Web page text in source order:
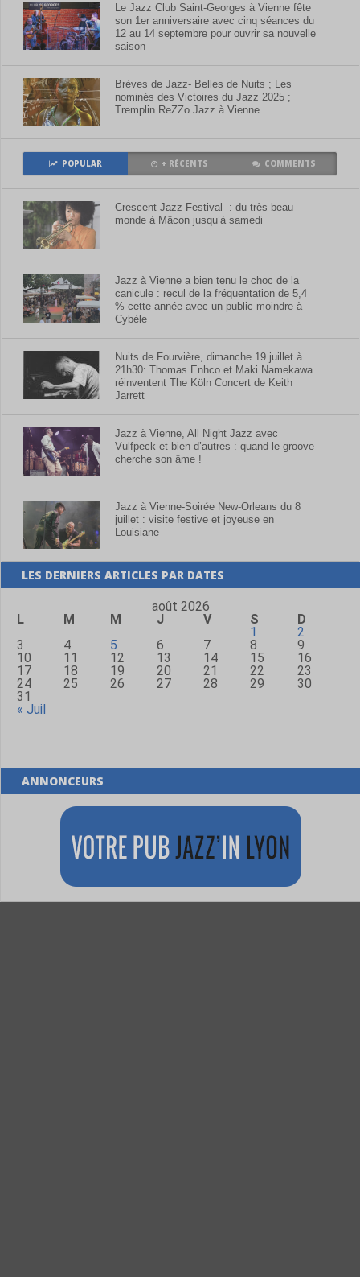
Le Jazz Club Saint-Georges à Vienne fête
son 1er anniversaire avec cinq séances du
12 au 14 septembre pour ouvrir sa nouvelle
saison
Brèves de Jazz- Belles de Nuits ; Les
nominés des Victoires du Jazz 2025 ;
Tremplin ReZZo Jazz à Vienne
POPULAR + RÉCENTS COMMENTS
Crescent Jazz Festival : du très beau
monde à Mâcon jusqu’à samedi
Jazz à Vienne a bien tenu le choc de la
canicule : recul de la fréquentation de 5,4
% cette année avec un public moindre à
Cybèle
Nuits de Fourvière, dimanche 19 juillet à
21h30: Thomas Enhco et Maki Namekawa
réinventent The Köln Concert de Keith
Jarrett
Jazz à Vienne, All Night Jazz avec
Vulfpeck et bien d’autres : quand le groove
cherche son âme !
Jazz à Vienne-Soirée New-Orleans du 8
juillet : visite festive et joyeuse en
Louisiane
LES DERNIERS ARTICLES PAR DATES
août 2026
L
M M J V S
D
1
2
3
4 5 6 7 8
9
10
11 12 13 14 15
16
17
18 19 20 21 22
23
24
25 26 27 28 29
30
31
« Juil
ANNONCEURS